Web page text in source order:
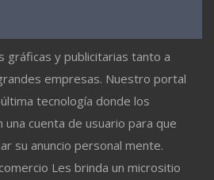
gráficas y publicitarias tanto a
empresas. Nuestro portal
tecnología donde los
una cuenta de usuario para que
su anuncio personal mente.
Les brinda un micrositio